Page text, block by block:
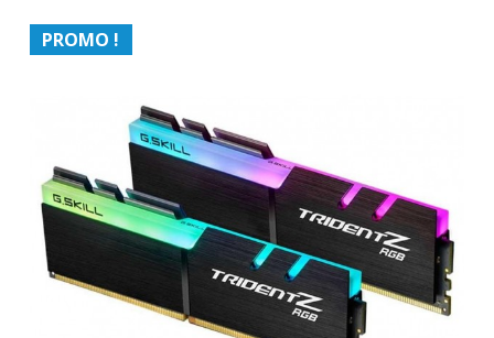
PROMO !